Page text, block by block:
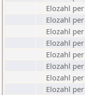
Elozahl
Elozahl
Elozahl
Elozahl
Elozahl
Elozahl
Elozahl
Elozahl